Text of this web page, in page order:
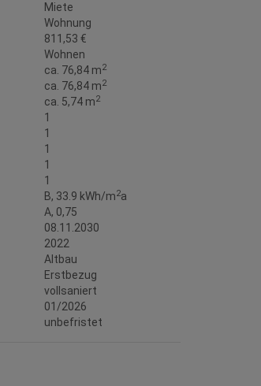
Miete
Wohnung
811,53 €
Wohnen
ca. 76,84 m2
ca. 76,84 m2
ca. 5,74 m2
1
1
1
1
1
B, 33.9 kWh/m2a
A, 0,75
08.11.2030
2022
Altbau
Erstbezug
vollsaniert
01/2026
unbefristet